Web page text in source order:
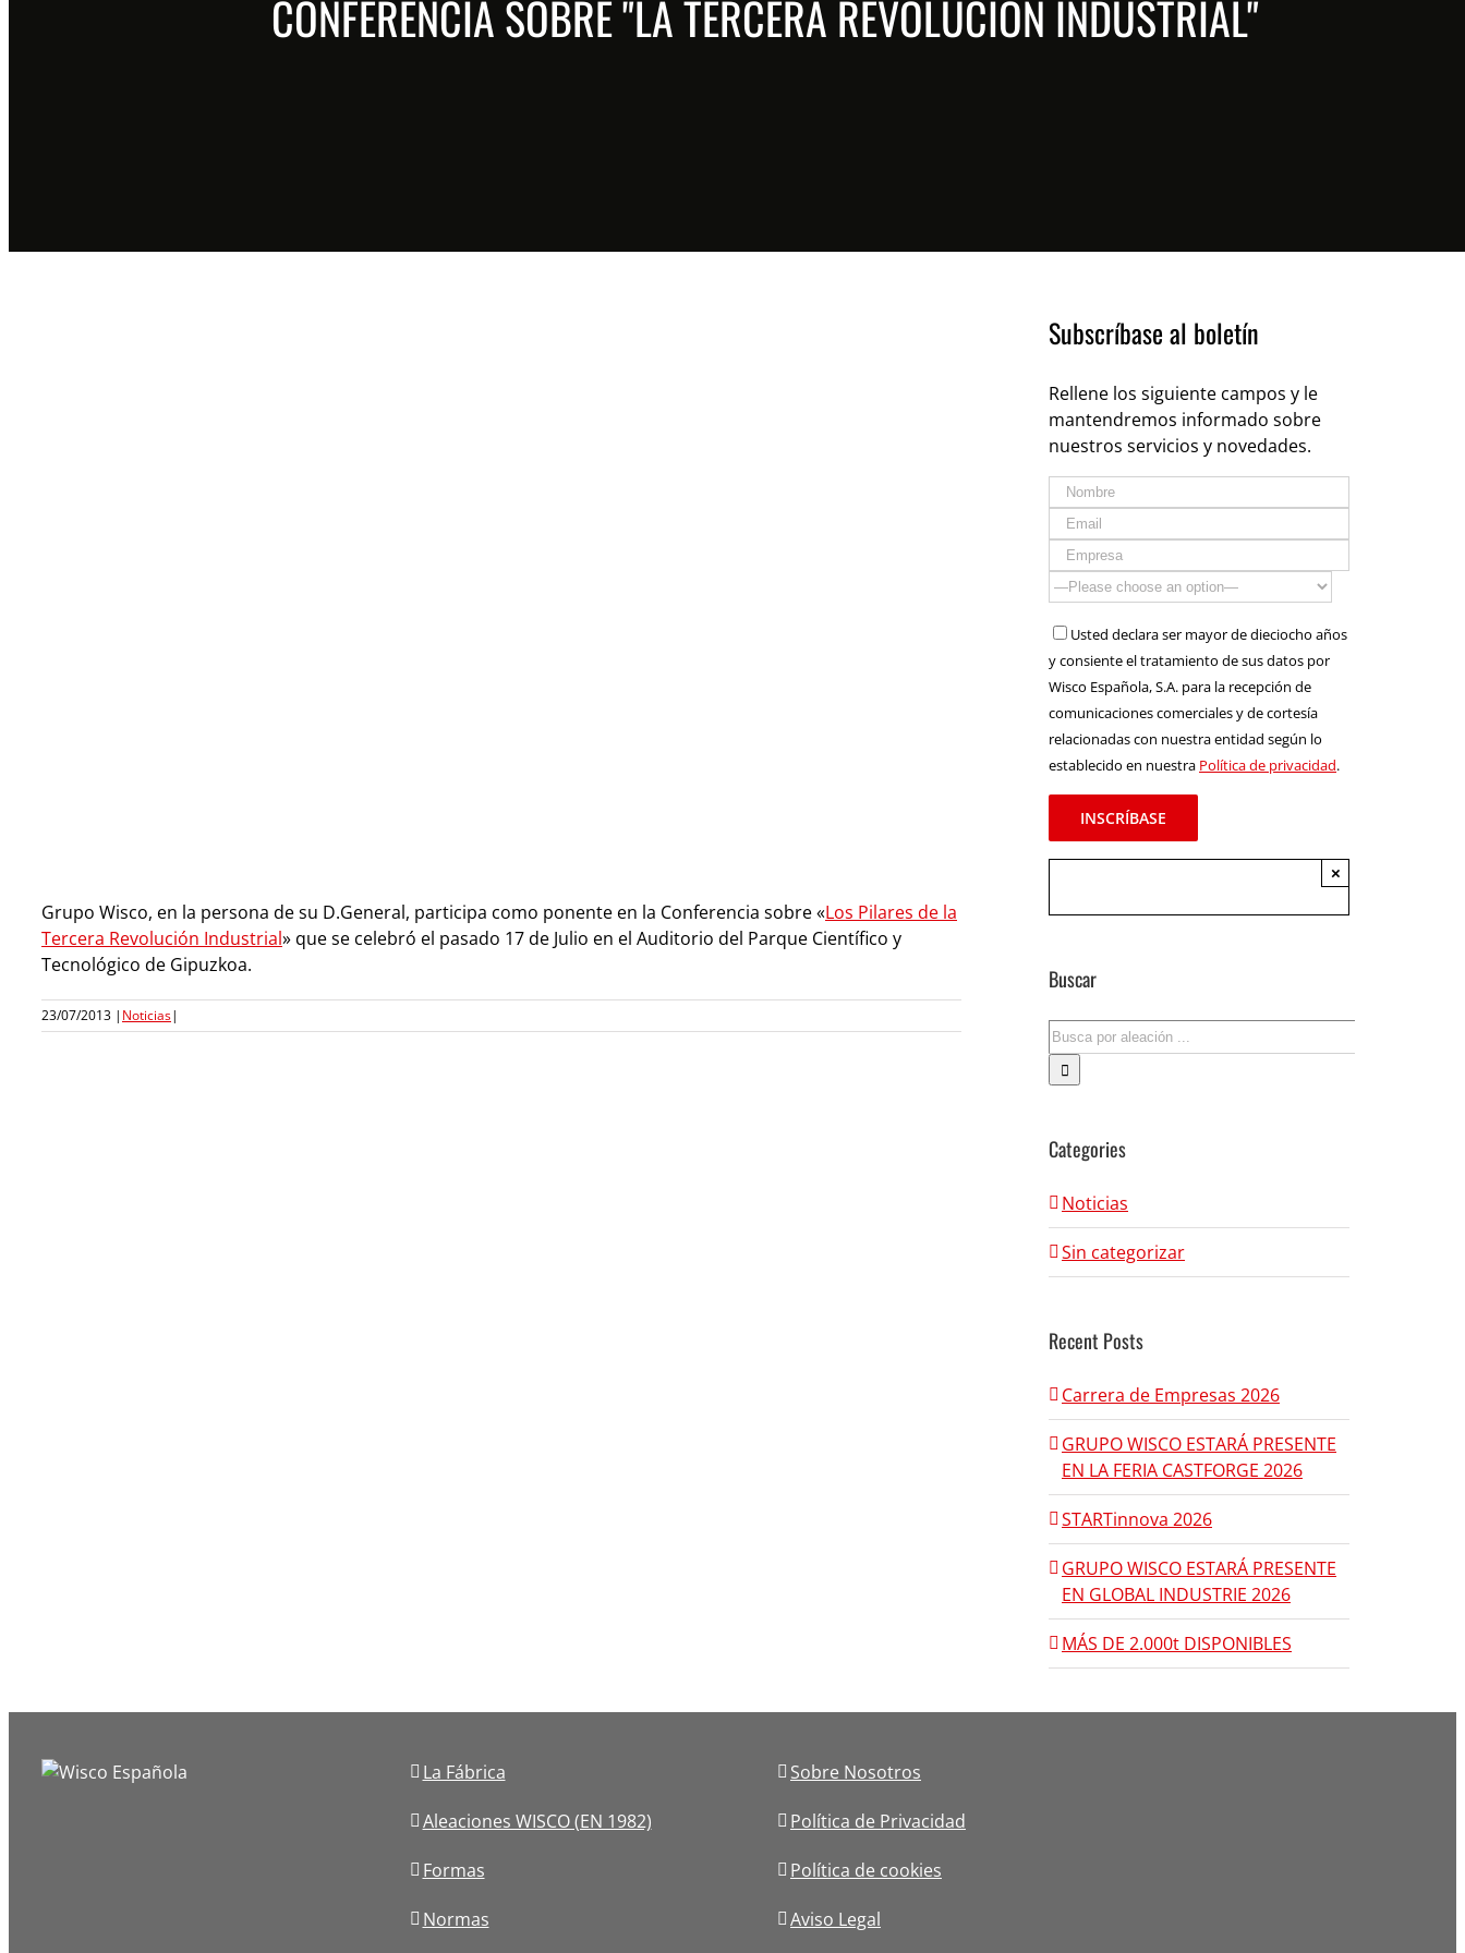
CONFERENCIA SOBRE "LA TERCERA REVOLUCIÓN INDUSTRIAL"
Grupo Wisco, en la persona de su D.General, participa como ponente en la Conferencia sobre «Los Pilares de la
Tercera Revolución Industrial» que se celebró el pasado 17 de Julio en el Auditorio del Parque Científico y
Tecnológico de Gipuzkoa.
23/07/2013 | Noticias|
Subscríbase al boletín
Rellene los siguiente campos y le
mantendremos informado sobre
nuestros servicios y novedades.
Usted declara ser mayor de dieciocho años
y consiente el tratamiento de sus datos por
Wisco Española, S.A. para la recepción de
comunicaciones comerciales y de cortesía
relacionadas con nuestra entidad según lo
establecido en nuestra Política de privacidad.
×
Buscar
Search
for:
Categories
Noticias
Sin categorizar
Recent Posts
Carrera de Empresas 2026
GRUPO WISCO ESTARÁ PRESENTE
EN LA FERIA CASTFORGE 2026
STARTinnova 2026
GRUPO WISCO ESTARÁ PRESENTE
EN GLOBAL INDUSTRIE 2026
MÁS DE 2.000t DISPONIBLES
La Fábrica
Aleaciones WISCO (EN 1982)
Formas
Normas
Sobre Nosotros
Política de Privacidad
Política de cookies
Aviso Legal